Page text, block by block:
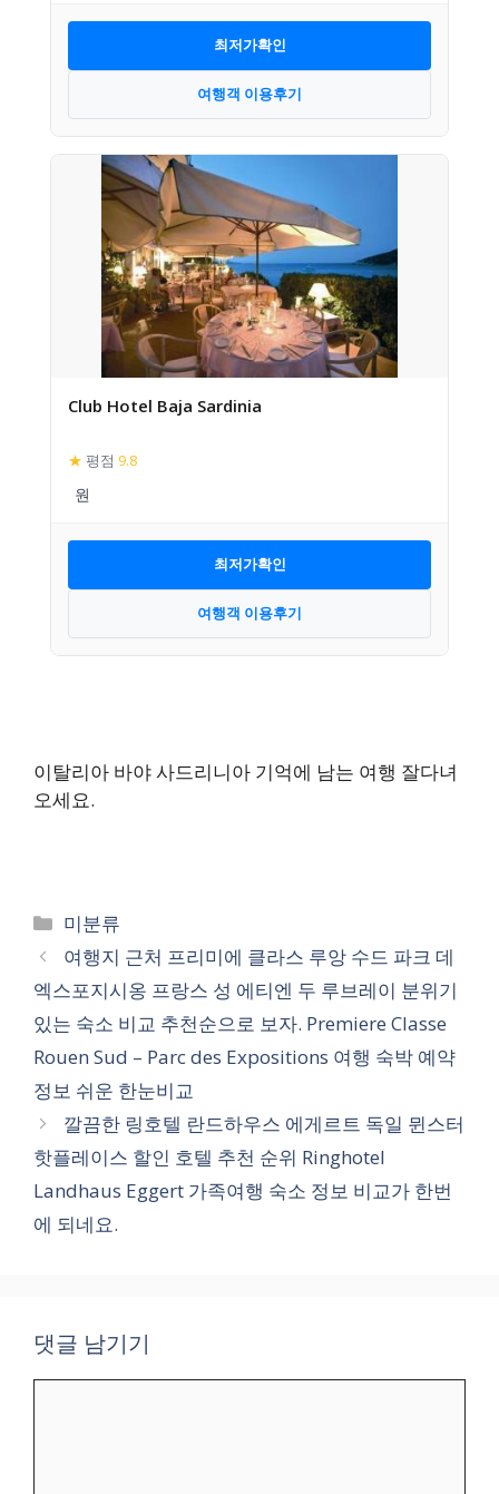
최저가확인
여행객 이용후기
Club Hotel Baja Sardinia
★ 평점 9.8
최저가확인
여행객 이용후기
이탈리아 바야 사드리니아 기억에 남는 여행 잘다녀
오세요.
카
테
고
리
미분류
여행지 근처 프리미에 클라스 루앙 수드 파크 데
엑스포지시옹 프랑스 성 에티엔 두 루브레이 분위기
있는 숙소 비교 추천순으로 보자. Premiere Classe
Rouen Sud – Parc des Expositions 여행 숙박 예약
정보 쉬운 한눈비교
깔끔한 링호텔 란드하우스 에게르트 독일 뮌스터
핫플레이스 할인 호텔 추천 순위 Ringhotel
Landhaus Eggert 가족여행 숙소 정보 비교가 한번
에 되네요.
댓글 남기기